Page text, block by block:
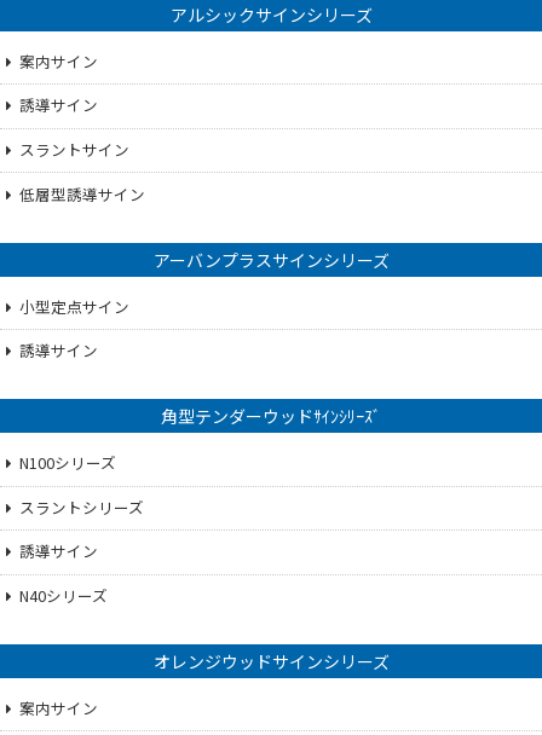
アルシックサインシリーズ
案内サイン
誘導サイン
スラントサイン
低層型誘導サイン
アーバンプラスサインシリーズ
小型定点サイン
誘導サイン
角型テンダーウッドｻｲﾝｼﾘｰｽﾞ
N100シリーズ
スラントシリーズ
誘導サイン
N40シリーズ
オレンジウッドサインシリーズ
案内サイン